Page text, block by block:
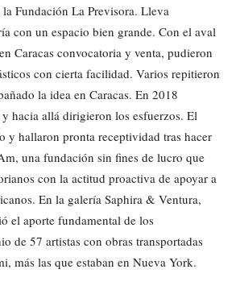
la Fundación La Previsora. Lleva
con un espacio bien grande. Con el aval
Caracas convocatoria y venta, pudieron
con cierta facilidad. Varios repitieron
la idea en Caracas. En 2018
hacia allá dirigieron los esfuerzos. El
y hallaron pronta receptividad tras hacer
una fundación sin fines de lucro que
con la actitud proactiva de apoyar a
En la galería Saphira & Ventura,
el aporte fundamental de los
de 57 artistas con obras transportadas
más las que estaban en Nueva York.